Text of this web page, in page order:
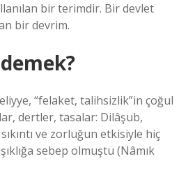
bir terimdir. Bir devlet
bir devrim.
dertler, tasalar: Dilâşub,
ve zorluğun etkisiyle hiç
sebep olmuştu (Nâmık